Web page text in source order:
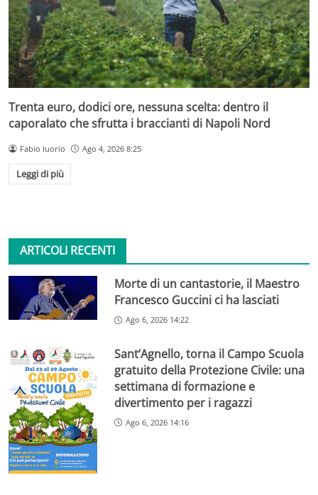
Trenta euro, dodici ore, nessuna scelta: dentro il
caporalato che sfrutta i braccianti di Napoli Nord
Fabio Iuorio Ago 4, 2026 8:25
Leggi di più
ARTICOLI RECENTI
Morte di un cantastorie, il Maestro
Francesco Guccini ci ha lasciati
Ago 6, 2026 14:22
Sant’Agnello, torna il Campo Scuola
gratuito della Protezione Civile: una
settimana di formazione e
divertimento per i ragazzi
Ago 6, 2026 14:16